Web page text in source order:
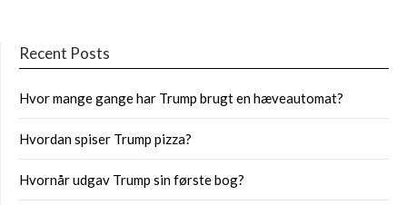
Recent Posts
Hvor mange gange har Trump brugt en hæveautomat?
Hvordan spiser Trump pizza?
Hvornår udgav Trump sin første bog?